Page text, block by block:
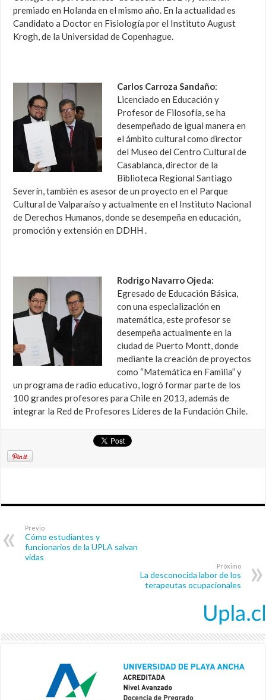
premiado en Holanda en el mismo año. En la actualidad es
Candidato a Doctor en Fisiología por el Instituto August
Krogh, de la Universidad de Copenhague.
Carlos Carroza Sandaño:
Licenciado en Educación y
Profesor de Filosofía, se ha
desempeñado de igual manera en
el ámbito cultural como director
del Museo del Centro Cultural de
Casablanca, director de la
Biblioteca Regional Santiago
Severín, también es asesor de un proyecto en el Parque
Cultural de Valparaíso y actualmente en el Instituto Nacional
de Derechos Humanos, donde se desempeña en educación,
promoción y extensión en DDHH .
Rodrigo Navarro Ojeda:
Egresado de Educación Básica,
con una especialización en
matemática, este profesor se
desempeña actualmente en la
ciudad de Puerto Montt, donde
mediante la creación de proyectos
como “Matemática en Familia” y
un programa de radio educativo, logró formar parte de los
100 grandes profesores para Chile en 2013, además de
integrar la Red de Profesores Líderes de la Fundación Chile.
Previo
Cómo estudiantes y
funcionarios de la UPLA salvan
vidas
Próximo
La desconocida labor de los
terapeutas ocupacionales